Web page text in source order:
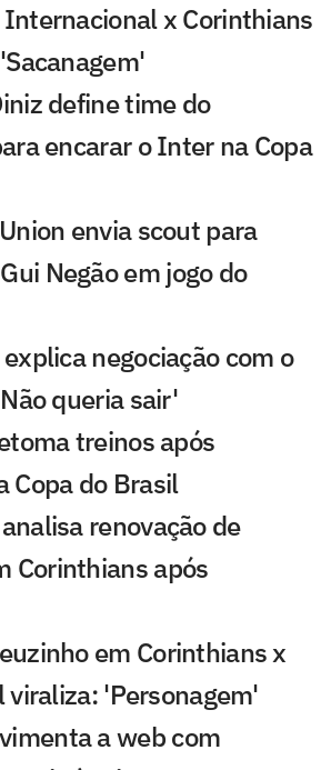
x Corinthians
define time do
encarar o Inter na Copa
envia scout para
Negão em jogo do
negociação com o
queria sair'
treinos após
Copa do Brasil
renovação de
Corinthians após
em Corinthians x
'Personagem'
a web com